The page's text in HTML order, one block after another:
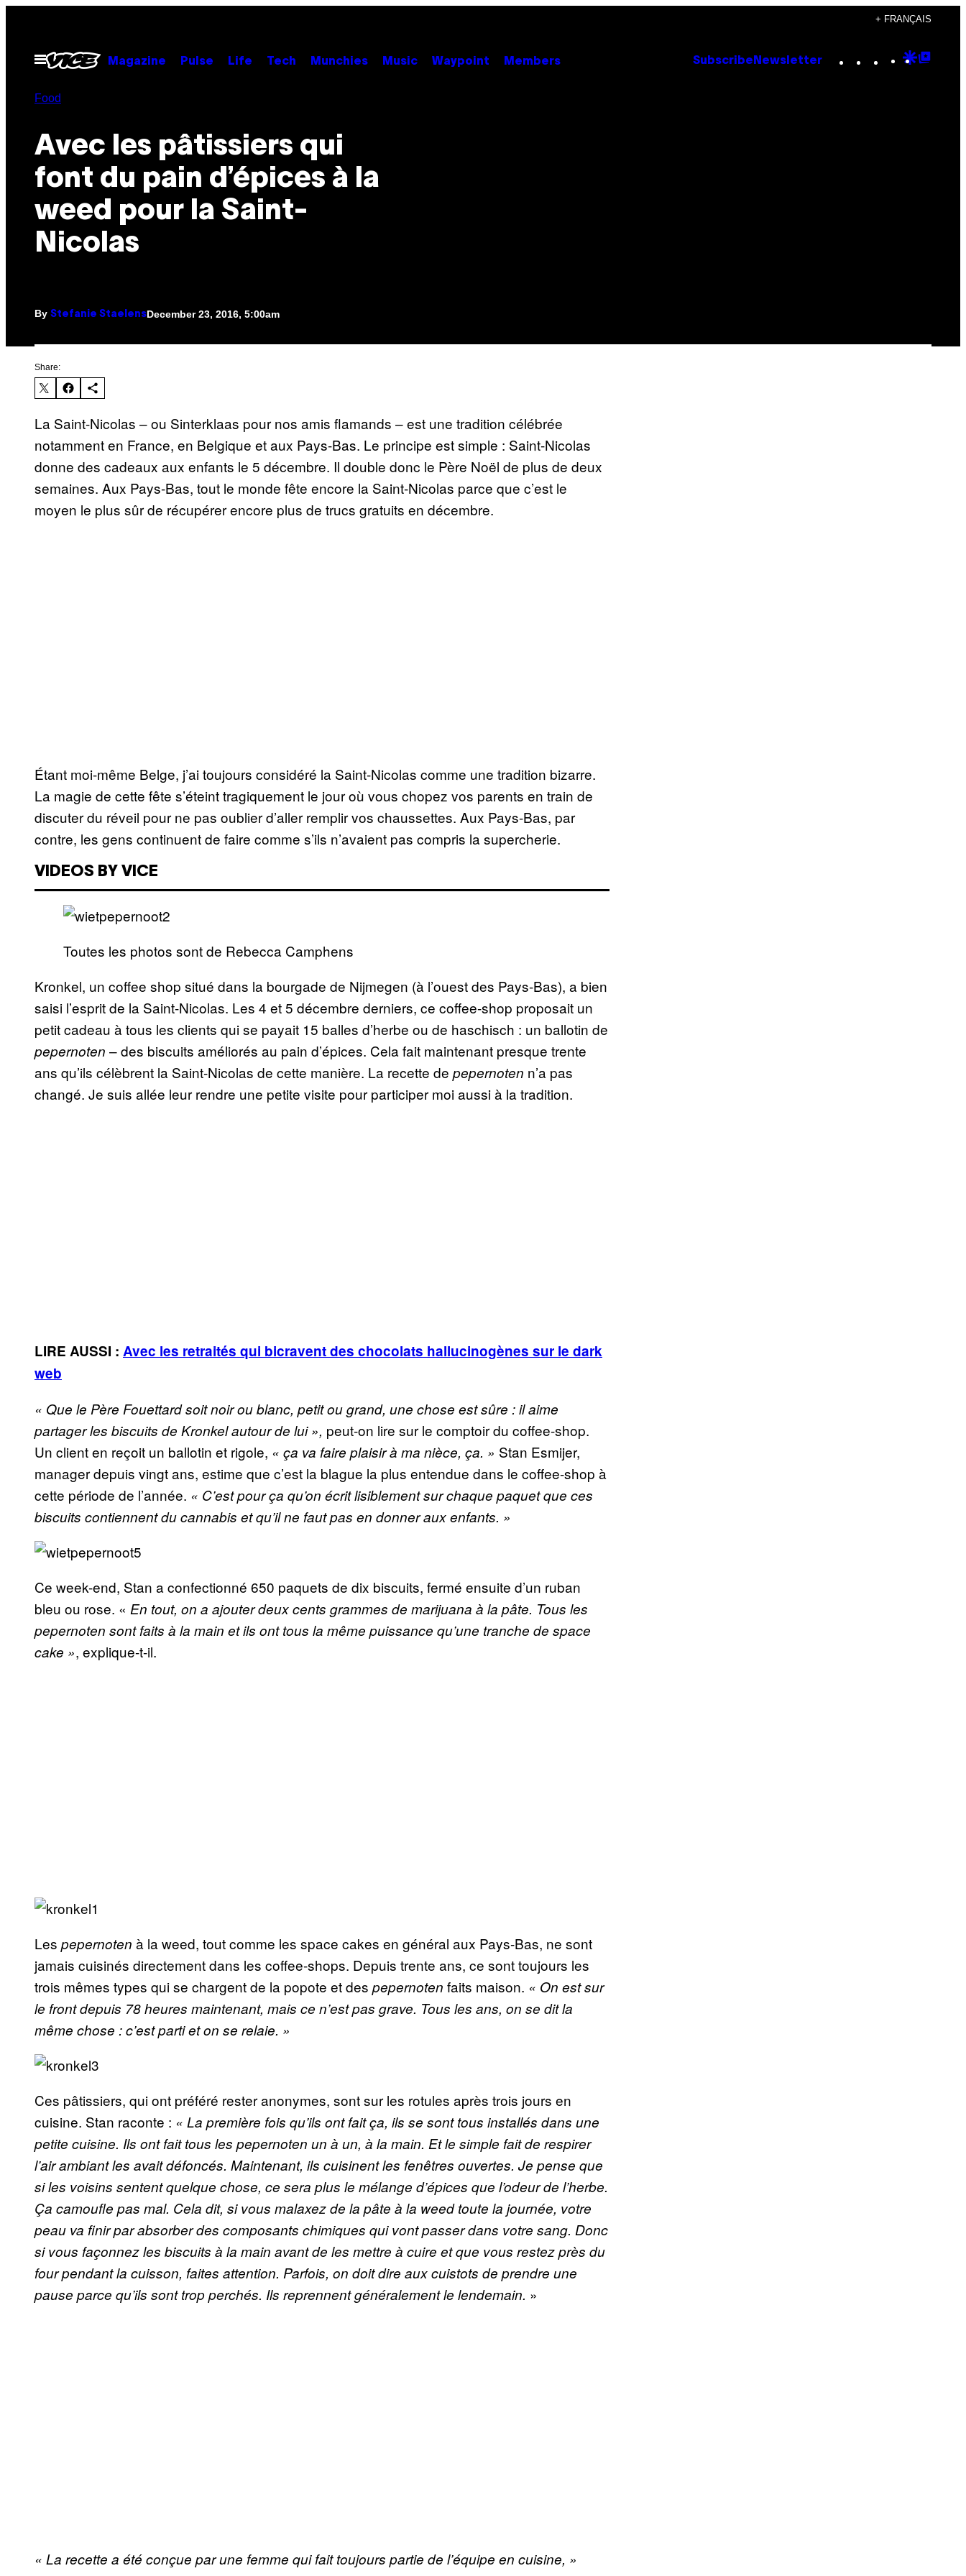
content
+ FRANÇAIS
Open
Menu
Magazine Pulse Life Tech Munchies Music Waypoint Members Subscribe Newsletter Instagram
TikTok
YouTube
Google
Food
Avec les pâtissiers qui
font du pain d’épices à la
weed pour la Saint-
Nicolas
By Stefanie StaelensDecember 23, 2016, 5:00am
Share:
La Saint-Nicolas – ou Sinterklaas pour nos amis flamands – est une tradition célébrée
notamment en France, en Belgique et aux Pays-Bas. Le principe est simple : Saint-Nicolas
donne des cadeaux aux enfants le 5 décembre. Il double donc le Père Noël de plus de deux
semaines. Aux Pays-Bas, tout le monde fête encore la Saint-Nicolas parce que c’est le
moyen le plus sûr de récupérer encore plus de trucs gratuits en décembre.
Étant moi-même Belge, j’ai toujours considéré la Saint-Nicolas comme une tradition bizarre.
La magie de cette fête s’éteint tragiquement le jour où vous chopez vos parents en train de
discuter du réveil pour ne pas oublier d’aller remplir vos chaussettes. Aux Pays-Bas, par
contre, les gens continuent de faire comme s’ils n’avaient pas compris la supercherie.
VIDEOS BY VICE
Toutes les photos sont de Rebecca Camphens
Kronkel, un coffee shop situé dans la bourgade de Nijmegen (à l’ouest des Pays-Bas), a bien
saisi l’esprit de la Saint-Nicolas. Les 4 et 5 décembre derniers, ce coffee-shop proposait un
petit cadeau à tous les clients qui se payait 15 balles d’herbe ou de haschisch : un ballotin de
pepernoten – des biscuits améliorés au pain d’épices. Cela fait maintenant presque trente
ans qu’ils célèbrent la Saint-Nicolas de cette manière. La recette de pepernoten n’a pas
changé. Je suis allée leur rendre une petite visite pour participer moi aussi à la tradition.
LIRE AUSSI : Avec les retraités qui bicravent des chocolats hallucinogènes sur le dark
web
« Que le Père Fouettard soit noir ou blanc, petit ou grand, une chose est sûre : il aime
partager les biscuits de Kronkel autour de lui », peut-on lire sur le comptoir du coffee-shop.
Un client en reçoit un ballotin et rigole, « ça va faire plaisir à ma nièce, ça. » Stan Esmijer,
manager depuis vingt ans, estime que c’est la blague la plus entendue dans le coffee-shop à
cette période de l’année. « C’est pour ça qu’on écrit lisiblement sur chaque paquet que ces
biscuits contiennent du cannabis et qu’il ne faut pas en donner aux enfants. »
Ce week-end, Stan a confectionné 650 paquets de dix biscuits, fermé ensuite d’un ruban
bleu ou rose. « En tout, on a ajouter deux cents grammes de marijuana à la pâte. Tous les
pepernoten sont faits à la main et ils ont tous la même puissance qu’une tranche de space
cake », explique-t-il.
Les pepernoten à la weed, tout comme les space cakes en général aux Pays-Bas, ne sont
jamais cuisinés directement dans les coffee-shops. Depuis trente ans, ce sont toujours les
trois mêmes types qui se chargent de la popote et des pepernoten faits maison. « On est sur
le front depuis 78 heures maintenant, mais ce n’est pas grave. Tous les ans, on se dit la
même chose : c’est parti et on se relaie. »
Ces pâtissiers, qui ont préféré rester anonymes, sont sur les rotules après trois jours en
cuisine. Stan raconte : « La première fois qu’ils ont fait ça, ils se sont tous installés dans une
petite cuisine. Ils ont fait tous les pepernoten un à un, à la main. Et le simple fait de respirer
l’air ambiant les avait défoncés. Maintenant, ils cuisinent les fenêtres ouvertes. Je pense que
si les voisins sentent quelque chose, ce sera plus le mélange d’épices que l’odeur de l’herbe.
Ça camoufle pas mal. Cela dit, si vous malaxez de la pâte à la weed toute la journée, votre
peau va finir par absorber des composants chimiques qui vont passer dans votre sang. Donc
si vous façonnez les biscuits à la main avant de les mettre à cuire et que vous restez près du
four pendant la cuisson, faites attention. Parfois, on doit dire aux cuistots de prendre une
pause parce qu’ils sont trop perchés. Ils reprennent généralement le lendemain. »
« La recette a été conçue par une femme qui fait toujours partie de l’équipe en cuisine, »